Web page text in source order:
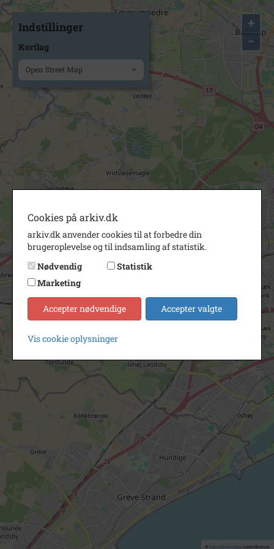
+
−
© OpenStreetMapcontributors.
Indstillinger
Kortlag
Open Street Map
Cookies på arkiv.dk
arkiv.dk anvender cookies til at forbedre din
brugeroplevelse og til indsamling af statistik.
Nødvendig
Statistik
Marketing
Accepter nødvendige Accepter valgte
Vis cookie oplysninger